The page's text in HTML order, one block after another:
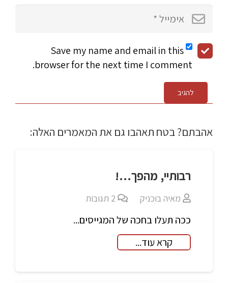
Save my name and email in this
browser for the next time I comment.
להגיב
אהבתם? בטח תאהבו גם את המאמרים האלה:
רבותיי, מהפך…!
מאיה בוכניק 2 תגובות
ככה תעלו בחכה של המגייסים...
קרא עוד...